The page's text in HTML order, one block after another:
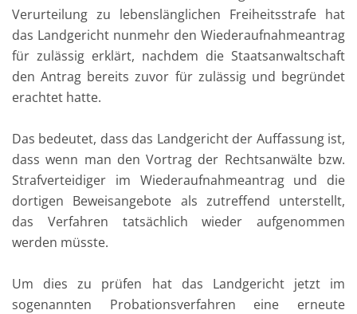
Verurteilung zu lebenslänglichen Freiheitsstrafe hat
das Landgericht nunmehr den Wiederaufnahmeantrag
für zulässig erklärt, nachdem die Staatsanwaltschaft
den Antrag bereits zuvor für zulässig und begründet
erachtet hatte.
Das bedeutet, dass das Landgericht der Auffassung ist,
dass wenn man den Vortrag der Rechtsanwälte bzw.
Strafverteidiger im Wiederaufnahmeantrag und die
dortigen Beweisangebote als zutreffend unterstellt,
das Verfahren tatsächlich wieder aufgenommen
werden müsste.
Um dies zu prüfen hat das Landgericht jetzt im
sogenannten Probationsverfahren eine erneute